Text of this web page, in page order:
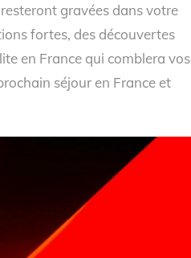
gravées dans votre
fortes, des découvertes
en France qui comblera vos
séjour en France et